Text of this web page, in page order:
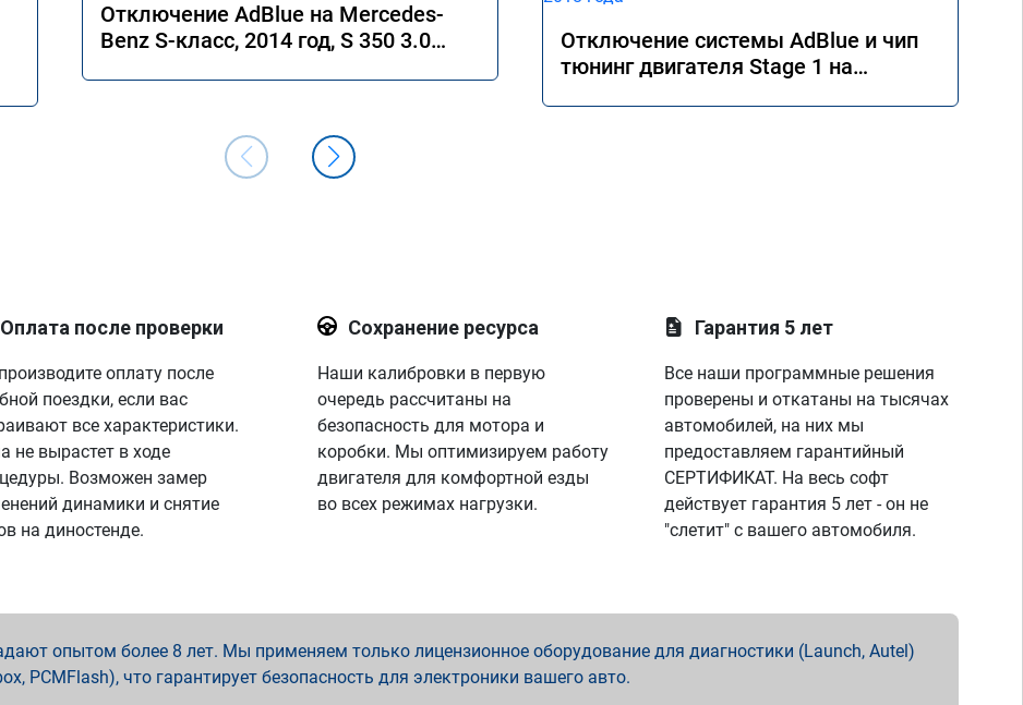
Отключение AdBlue на Mercedes-
Benz S-класс, 2014 год, S 350 3.0
Отключение системы AdBlue и чип
тюнинг двигателя Stage 1 на
Оплата после проверки
оплату после
поездки, если вас
все характеристики.
не вырастет в ходе
Возможен замер
динамики и снятие
на диностенде.
Сохранение ресурса
Наши калибровки в первую
очередь рассчитаны на
безопасность для мотора и
коробки. Мы оптимизируем работу
двигателя для комфортной езды
во всех режимах нагрузки.
Гарантия 5 лет
Все наши программные решения
проверены и откатаны на тысячах
автомобилей, на них мы
предоставляем гарантийный
СЕРТИФИКАТ. На весь софт
действует гарантия 5 лет - он не
"слетит" с вашего автомобиля.
опытом более 8 лет. Мы применяем только лицензионное оборудование для диагностики (Launch, Autel)
PCMFlash), что гарантирует безопасность для электроники вашего авто.